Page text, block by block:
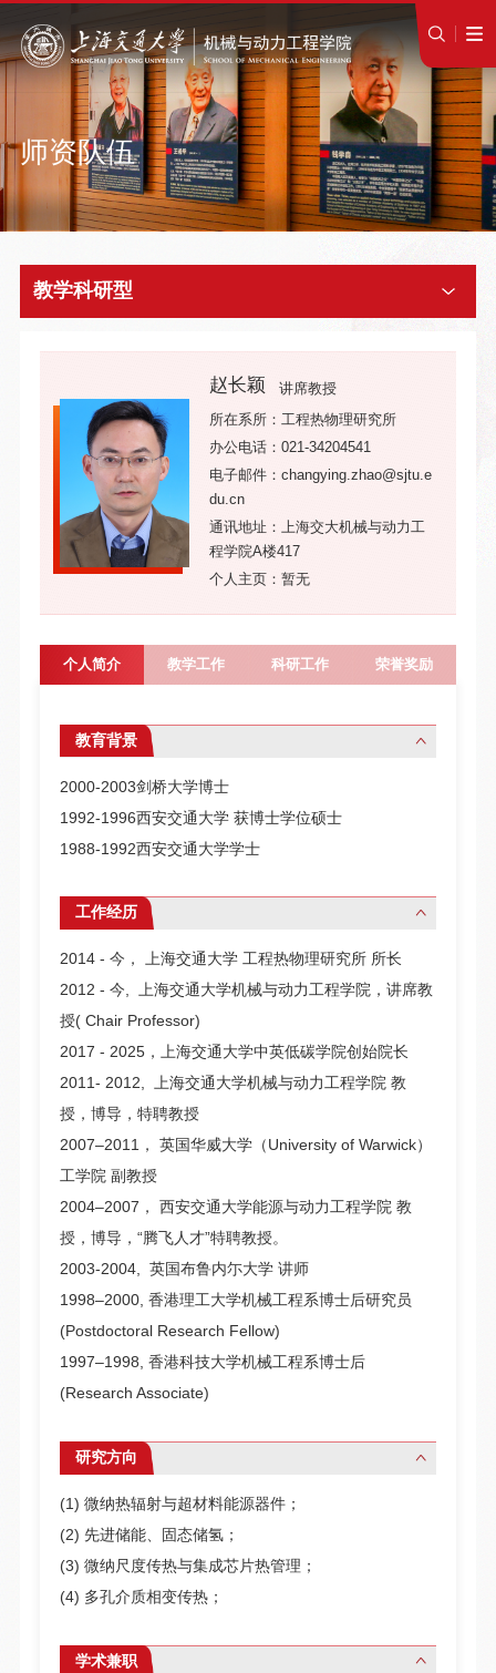
师资队伍
教学科研型
赵长颖
讲席教授
所在系所：工程热物理研究所
办公电话：021-34204541
电子邮件：changying.zhao@sjtu.e
du.cn
通讯地址：上海交大机械与动力工
程学院A楼417
个人主页：暂无
个人简介 教学工作 科研工作 荣誉奖励
教育背景
2000-2003剑桥大学博士
1992-1996西安交通大学 获博士学位硕士
1988-1992西安交通大学学士
工作经历
2014 - 今， 上海交通大学 工程热物理研究所 所长
2012 - 今, 上海交通大学机械与动力工程学院，讲席教
授( Chair Professor)
2017 - 2025，上海交通大学中英低碳学院创始院长
2011- 2012, 上海交通大学机械与动力工程学院 教
授，博导，特聘教授
2007–2011， 英国华威大学（University of Warwick）
工学院 副教授
2004–2007， 西安交通大学能源与动力工程学院 教
授，博导，“腾飞人才”特聘教授。
2003-2004, 英国布鲁内尓大学 讲师
1998–2000, 香港理工大学机械工程系博士后研究员
(Postdoctoral Research Fellow)
1997–1998, 香港科技大学机械工程系博士后
(Research Associate)
研究方向
(1) 微纳热辐射与超材料能源器件；
(2) 先进储能、固态储氢；
(3) 微纳尺度传热与集成芯片热管理；
(4) 多孔介质相变传热；
学术兼职